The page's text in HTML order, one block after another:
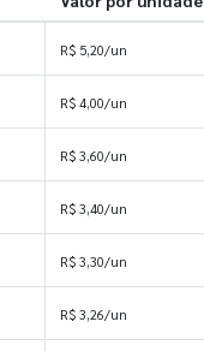
R$ 5,20/un
R$ 4,00/un
R$ 3,60/un
R$ 3,40/un
R$ 3,30/un
R$ 3,26/un